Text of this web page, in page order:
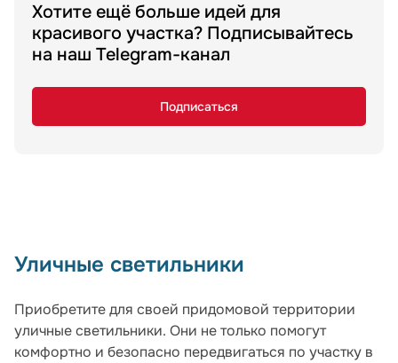
Хотите ещё больше идей для
красивого участка? Подписывайтесь
на наш Telegram-канал
Подписаться
Уличные светильники
Приобретите для своей придомовой территории
уличные светильники. Они не только помогут
комфортно и безопасно передвигаться по участку в